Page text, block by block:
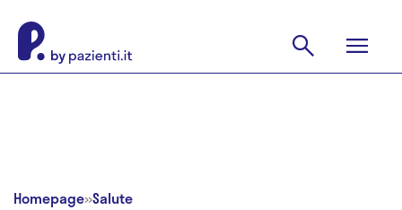
Homepage»Salute